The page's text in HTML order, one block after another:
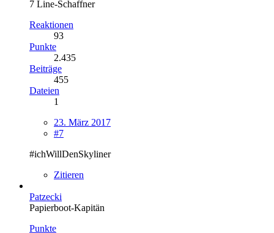
7 Line-Schaffner
Reaktionen
93
Punkte
2.435
Beiträge
455
Dateien
1
23. März 2017
#7
#ichWillDenSkyliner
Zitieren
Patzecki
Papierboot-Kapitän
Punkte